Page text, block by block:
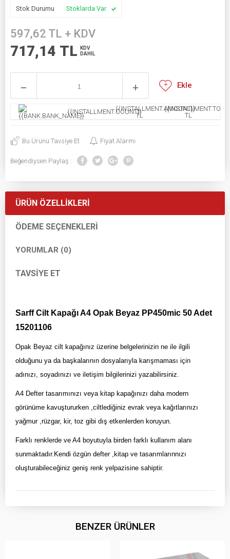
Stok Durumu Stoklarda Var
597,62 TL + KDV
717,14 TL
KDV
DAHİL
Ekle
{{INSTALLMENT.COUNT}}{{INSTALLMENT.AMOUNT}}
TL
TL
Bu Ürünü Tavsiye Et Fiyat Alarmı
Beğendiysen Paylaş :
ÜRÜN ÖZELLIKLERI
ÖDEME SEÇENEKLERI
YORUMLAR (0)
TAVSIYE ET
Sarff Cilt Kapağı A4 Opak Beyaz PP450mic 50 Adet
15201106
Opak Beyaz cilt kapağınız üzerine belgelerinizin ne ile ilgili
olduğunu ya da başkalarının dosyalarıyla karışmaması için
adınızı, soyadınızı ve iletişim bilgilerinizi yazabilirsiniz.
A4 Defter tasarımınızı veya kitap kapağınızı daha modern
görünüme kavuştururken ,ciltlediğiniz evrak veya kağıtlarınızı
yağmur ,rüzgar, kir, toz gibi dış etkenlerden koruyun.
Farklı renklerde ve A4 boyutuyla birden farklı kullanım alanı
sunmaktadır.Kendi özgün defter ,kitap ve tasarımlarınnızı
oluşturabileceğiniz geniş renk yelpazisine sahiptir.
BENZER ÜRÜNLER